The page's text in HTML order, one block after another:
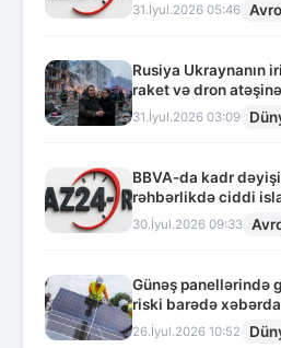
31.İyul.2026 05:46
Rusiya Ukraynanın
raket və dron
31.İyul.2026 03:09
BBVA-da kadr
rəhbərlikdə ciddi
30.İyul.2026 09:33
Günəş panellərində
riski barədə
26.İyul.2026 10:52